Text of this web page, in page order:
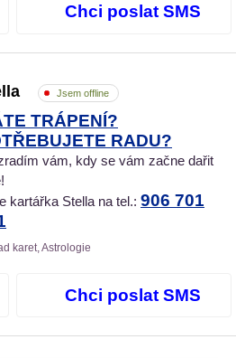
Chci poslat SMS
Jsem offline
TRÁPENÍ?
RADU?
vám, kdy se vám začne dařit
kartářka Stella na tel.: 906 701
karet, Astrologie
Chci poslat SMS